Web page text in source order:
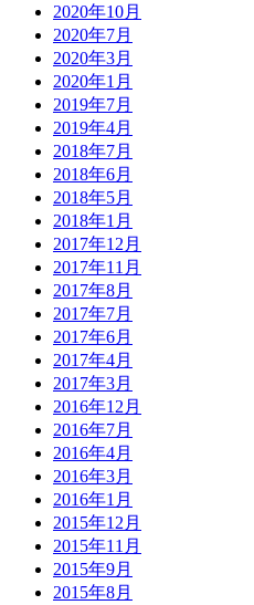
2020年10月
2020年7月
2020年3月
2020年1月
2019年7月
2019年4月
2018年7月
2018年6月
2018年5月
2018年1月
2017年12月
2017年11月
2017年8月
2017年7月
2017年6月
2017年4月
2017年3月
2016年12月
2016年7月
2016年4月
2016年3月
2016年1月
2015年12月
2015年11月
2015年9月
2015年8月